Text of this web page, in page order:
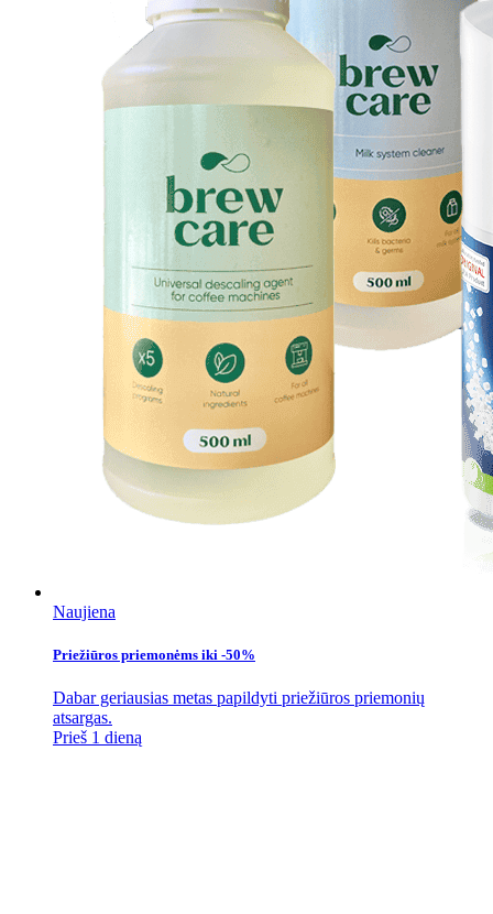
Naujiena
Priežiūros priemonėms iki -50%
Dabar geriausias metas papildyti priežiūros priemonių
atsargas.
Prieš 1 dieną